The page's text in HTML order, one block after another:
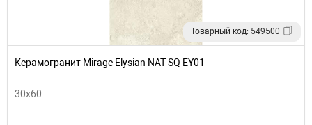
Товарный код: 549500
Керамогранит Mirage Elysian NAT SQ EY01
30x60